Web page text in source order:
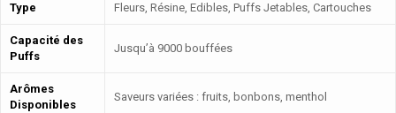
Type Fleurs, Résine, Edibles, Puffs Jetables, Cartouches
Capacité des
Puffs
Jusqu’à 9000 bouffées
Arômes
Disponibles
Saveurs variées : fruits, bonbons, menthol